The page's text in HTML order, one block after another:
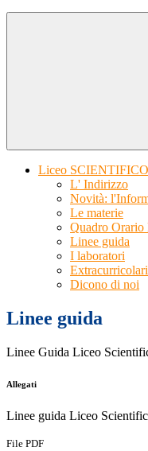
Liceo SCIENTIFICO
L' Indirizzo
Novità:
Le materie
Quadro
Linee guida
I laboratori
Extracurricolari
Dicono di noi
Linee guida
Linee Guida Liceo
Allegati
Linee guida Liceo
File PDF